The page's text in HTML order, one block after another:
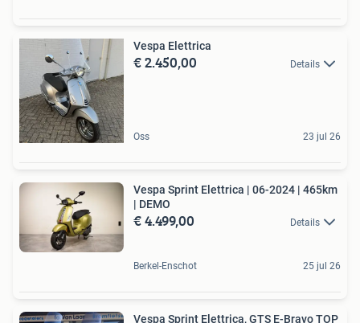
Vespa Elettrica
€ 2.450,00 Details
Oss 23 jul 26
Vespa Sprint Elettrica | 06-2024 | 465km
| DEMO
€ 4.499,00 Details
Berkel-Enschot 25 jul 26
Vespa Sprint Elettrica, GTS E-Bravo TOP